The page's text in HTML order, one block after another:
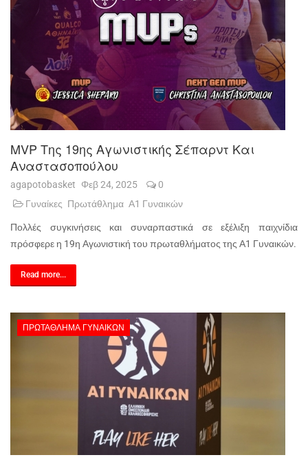
MVP Της 19ης Αγωνιστικής Σέπαρντ Και
Αναστασοπούλου
agapotobasket Φεβ 24, 2025
0
Γυναίκες Πρωτάθλημα Α1 Γυναικών
Πολλές συγκινήσεις και συναρπαστικά σε εξέλιξη παιχνίδια
πρόσφερε η 19η Αγωνιστική του πρωταθλήματος της Α1 Γυναικών.
Read more...
ΠΡΩΤΆΘΛΗΜΑ ΓΥΝΑΙΚΏΝ